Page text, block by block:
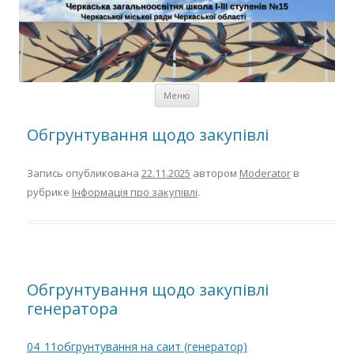
Черкаська загальноосвітня
школа І-ІІІ ступенів № 15
Черкаської міської ради
Черкаської області
Меню
Обгрунтування щодо закупівлі
Запись опубликована 22.11.2025 автором Moderator в
рубрике Інформація про закупівлі.
Обгрунтування щодо закупівлі
генератора
04_11обгрунтування на саит (генератор)